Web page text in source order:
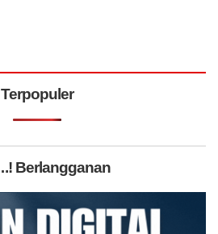
Terpopuler
Berlangganan